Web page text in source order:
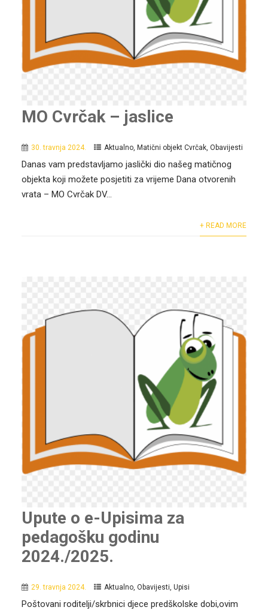
MO Cvrčak – jaslice
30. travnja 2024. Aktualno, Matični objekt Cvrčak, Obavijesti
Danas vam predstavljamo jaslički dio našeg matičnog
objekta koji možete posjetiti za vrijeme Dana otvorenih
vrata – MO Cvrčak DV...
+ READ MORE
Upute o e-Upisima za
pedagošku godinu
2024./2025.
29. travnja 2024. Aktualno, Obavijesti, Upisi
Poštovani roditelji/skrbnici djece predškolske dobi,ovim